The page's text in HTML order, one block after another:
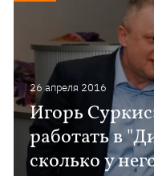
26 апреля 2016
Игорь
работать в
сколько у